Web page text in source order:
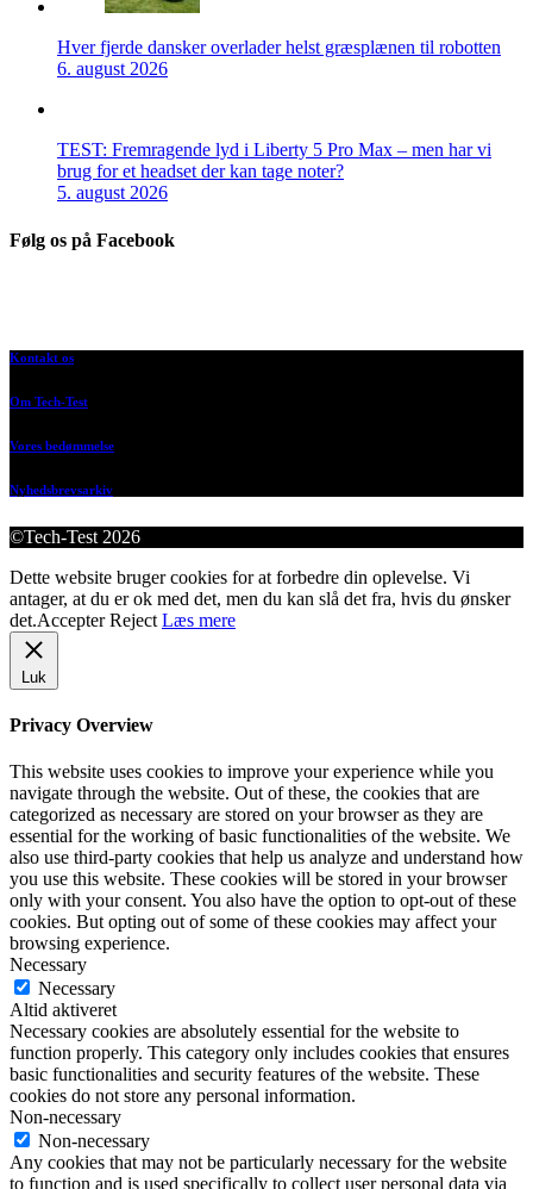
Hver fjerde dansker overlader helst græsplænen til robotten
6. august 2026
TEST: Fremragende lyd i Liberty 5 Pro Max – men har vi
brug for et headset der kan tage noter?
5. august 2026
Følg os på Facebook
Kontakt os
Om Tech-Test
Vores bedømmelse
Nyhedsbrevsarkiv
©Tech-Test 2026
Dette website bruger cookies for at forbedre din oplevelse. Vi
antager, at du er ok med det, men du kan slå det fra, hvis du ønsker
det.Accepter Reject Læs mere
Luk
Privacy Overview
This website uses cookies to improve your experience while you
navigate through the website. Out of these, the cookies that are
categorized as necessary are stored on your browser as they are
essential for the working of basic functionalities of the website. We
also use third-party cookies that help us analyze and understand how
you use this website. These cookies will be stored in your browser
only with your consent. You also have the option to opt-out of these
cookies. But opting out of some of these cookies may affect your
browsing experience.
Necessary
Necessary
Altid aktiveret
Necessary cookies are absolutely essential for the website to
function properly. This category only includes cookies that ensures
basic functionalities and security features of the website. These
cookies do not store any personal information.
Non-necessary
Non-necessary
Any cookies that may not be particularly necessary for the website
to function and is used specifically to collect user personal data via